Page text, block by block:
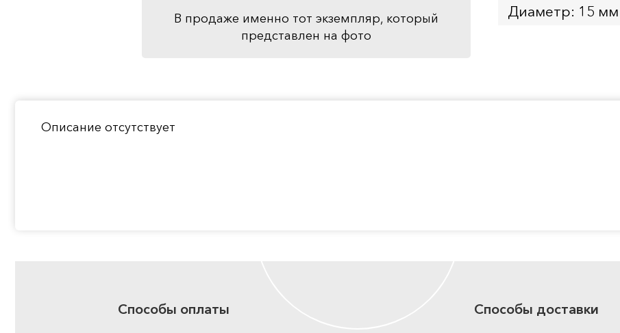
В продаже именно тот экземпляр, который
представлен на фото
Диаметр: 15 мм
Описание отсутствует
Способы оплаты Способы доставки